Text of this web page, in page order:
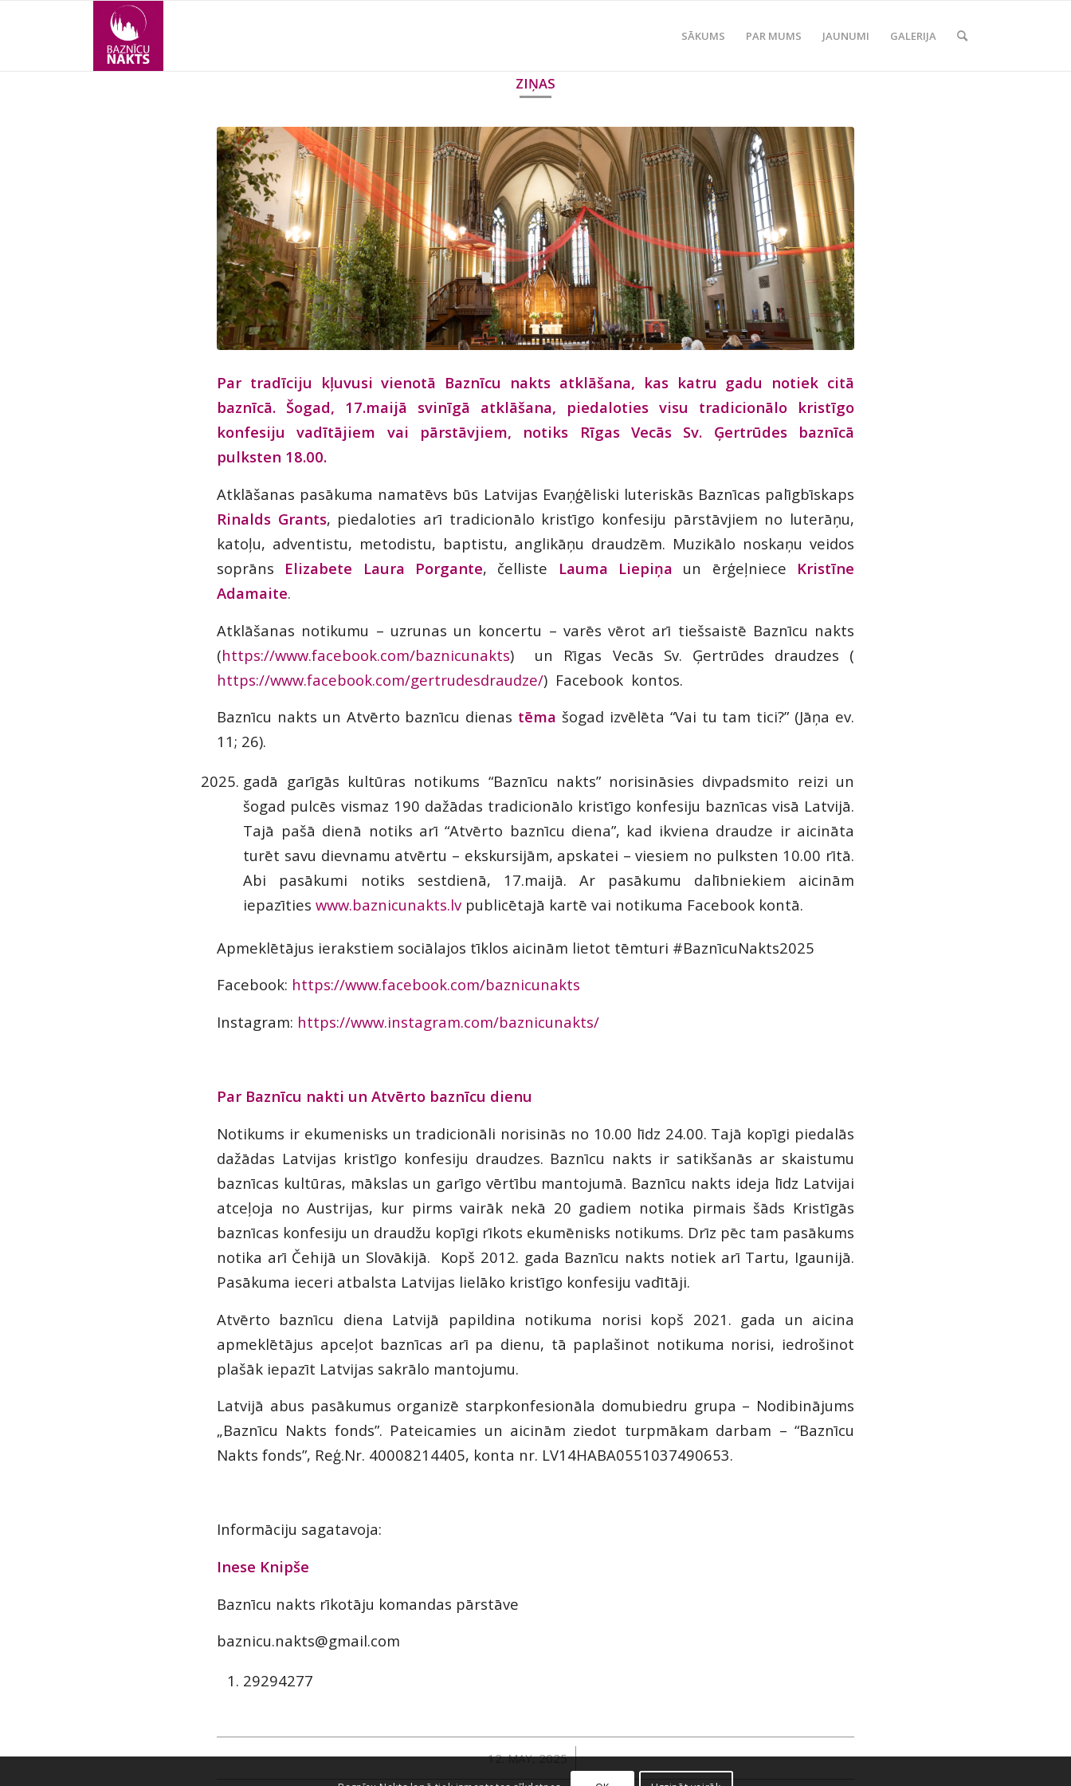
SĀKUMS PAR MUMS JAUNUMI GALERIJA
ZIŅAS
Par tradīciju kļuvusi vienotā Baznīcu nakts atklāšana, kas katru gadu notiek citā
baznīcā. Šogad, 17.maijā svinīgā atklāšana, piedaloties visu tradicionālo kristīgo
konfesiju vadītājiem vai pārstāvjiem, notiks Rīgas Vecās Sv. Ģertrūdes baznīcā
pulksten 18.00.
Atklāšanas pasākuma namatēvs būs Latvijas Evaņģēliski luteriskās Baznīcas palīgbīskaps
Rinalds Grants, piedaloties arī tradicionālo kristīgo konfesiju pārstāvjiem no luterāņu,
katoļu, adventistu, metodistu, baptistu, anglikāņu draudzēm. Muzikālo noskaņu veidos
soprāns Elizabete Laura Porgante, čelliste Lauma Liepiņa un ērģeļniece Kristīne
Adamaite.
Atklāšanas notikumu – uzrunas un koncertu – varēs vērot arī tiešsaistē Baznīcu nakts
(https://www.facebook.com/baznicunakts) un Rīgas Vecās Sv. Ģertrūdes draudzes (
https://www.facebook.com/gertrudesdraudze/) Facebook kontos.
Baznīcu nakts un Atvērto baznīcu dienas tēma šogad izvēlēta “Vai tu tam tici?” (Jāņa ev.
11; 26).
gadā garīgās kultūras notikums “Baznīcu nakts” norisināsies divpadsmito reizi un
šogad pulcēs vismaz 190 dažādas tradicionālo kristīgo konfesiju baznīcas visā Latvijā.
Tajā pašā dienā notiks arī “Atvērto baznīcu diena”, kad ikviena draudze ir aicināta
turēt savu dievnamu atvērtu – ekskursijām, apskatei – viesiem no pulksten 10.00 rītā.
Abi pasākumi notiks sestdienā, 17.maijā. Ar pasākumu dalībniekiem aicinām
iepazītieswww.baznicunakts.lv publicētajā kartē vai notikuma Facebook kontā.
Apmeklētājus ierakstiem sociālajos tīklos aicinām lietot tēmturi #BaznīcuNakts2025
Facebook: https://www.facebook.com/baznicunakts
Instagram: https://www.instagram.com/baznicunakts/
Par Baznīcu nakti un Atvērto baznīcu dienu
Notikums ir ekumenisks un tradicionāli norisinās no 10.00 līdz 24.00. Tajā kopīgi piedalās
dažādas Latvijas kristīgo konfesiju draudzes. Baznīcu nakts ir satikšanās ar skaistumu
baznīcas kultūras, mākslas un garīgo vērtību mantojumā. Baznīcu nakts ideja līdz Latvijai
atceļoja no Austrijas, kur pirms vairāk nekā 20 gadiem notika pirmais šāds Kristīgās
baznīcas konfesiju un draudžu kopīgi rīkots ekumēnisks notikums. Drīz pēc tam pasākums
notika arī Čehijā un Slovākijā. Kopš 2012. gada Baznīcu nakts notiek arī Tartu, Igaunijā.
Pasākuma ieceri atbalsta Latvijas lielāko kristīgo konfesiju vadītāji.
Atvērto baznīcu diena Latvijā papildina notikuma norisi kopš 2021. gada un aicina
apmeklētājus apceļot baznīcas arī pa dienu, tā paplašinot notikuma norisi, iedrošinot
plašāk iepazīt Latvijas sakrālo mantojumu.
Latvijā abus pasākumus organizē starpkonfesionāla domubiedru grupa – Nodibinājums
„Baznīcu Nakts fonds”. Pateicamies un aicinām ziedot turpmākam darbam – “Baznīcu
Nakts fonds”, Reģ.Nr. 40008214405, konta nr. LV14HABA0551037490653.
Informāciju sagatavoja:
Inese Knipše
Baznīcu nakts rīkotāju komandas pārstāve
baznicu.nakts@gmail.com
29294277
12. MAY, 2025
/